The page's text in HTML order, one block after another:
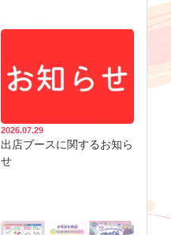
2026.07.29
出店ブースに関するお知ら
せ